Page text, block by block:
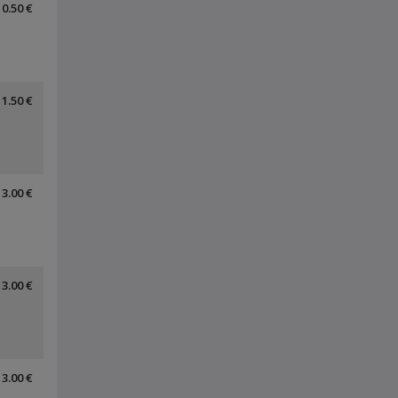
0.50 €
1.50 €
3.00 €
3.00 €
3.00 €